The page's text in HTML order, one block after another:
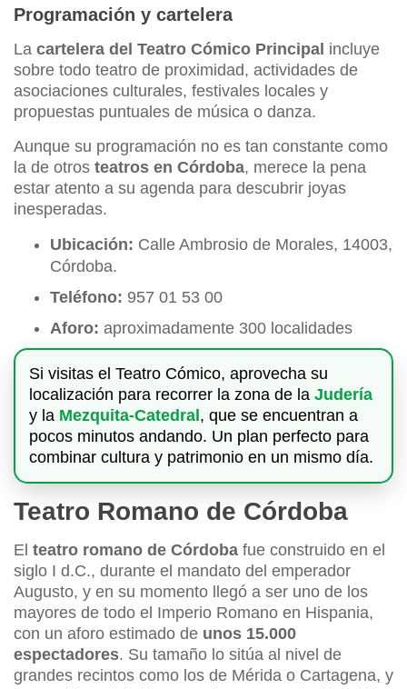
Programación y cartelera
La cartelera del Teatro Cómico Principal incluye
sobre todo teatro de proximidad, actividades de
asociaciones culturales, festivales locales y
propuestas puntuales de música o danza.
Aunque su programación no es tan constante como
la de otros teatros en Córdoba, merece la pena
estar atento a su agenda para descubrir joyas
inesperadas.
Ubicación: Calle Ambrosio de Morales, 14003,
Córdoba.
Teléfono: 957 01 53 00
Aforo: aproximadamente 300 localidades
Si visitas el Teatro Cómico, aprovecha su
localización para recorrer la zona de la Judería
y la Mezquita-Catedral, que se encuentran a
pocos minutos andando. Un plan perfecto para
combinar cultura y patrimonio en un mismo día.
Teatro Romano de Córdoba
El teatro romano de Córdoba fue construido en el
siglo I d.C., durante el mandato del emperador
Augusto, y en su momento llegó a ser uno de los
mayores de todo el Imperio Romano en Hispania,
con un aforo estimado de unos 15.000
espectadores. Su tamaño lo sitúa al nivel de
grandes recintos como los de Mérida o Cartagena, y